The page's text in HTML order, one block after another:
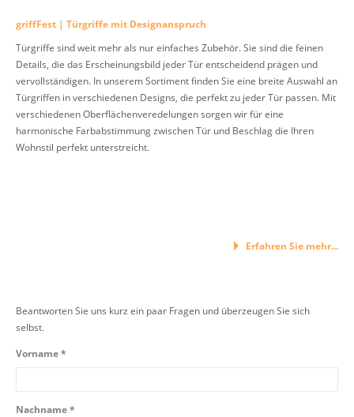
griffFest | Türgriffe mit Designanspruch
Türgriffe sind weit mehr als nur einfaches Zubehör. Sie sind die feinen
Details, die das Erscheinungsbild jeder Tür entscheidend prägen und
vervollständigen. In unserem Sortiment finden Sie eine breite Auswahl an
Türgriffen in verschiedenen Designs, die perfekt zu jeder Tür passen. Mit
verschiedenen Oberflächenveredelungen sorgen wir für eine
harmonische Farbabstimmung zwischen Tür und Beschlag die Ihren
Wohnstil perfekt unterstreicht.
Erfahren Sie mehr...
Beantworten Sie uns kurz ein paar Fragen und überzeugen Sie sich
selbst.
Vorname *
Nachname *